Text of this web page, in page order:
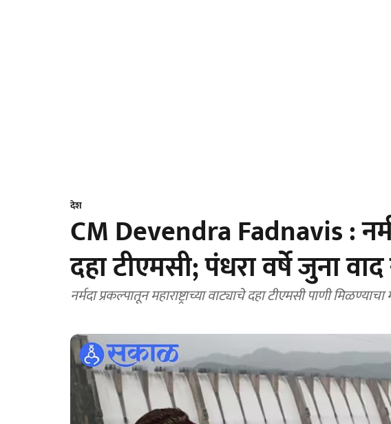
देश
CM Devendra Fadnavis :
दहा टीएमसी; पंधरा वर्षे जुना वाद
नर्मदा प्रकल्पातून महाराष्ट्राच्या वाट्याचे दहा टीएमसी पाणी